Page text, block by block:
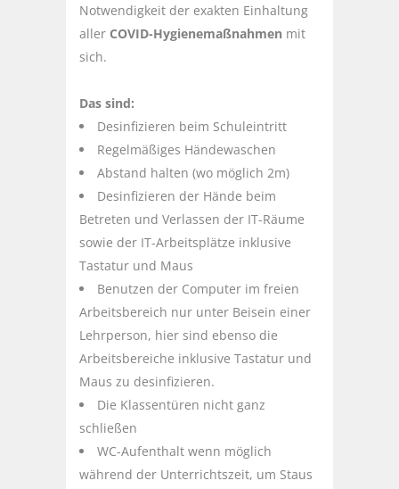
Notwendigkeit der exakten Einhaltung
aller COVID-Hygienemaßnahmen mit
sich.
Das sind:
Desinfizieren beim Schuleintritt
Regelmäßiges Händewaschen
Abstand halten (wo möglich 2m)
Desinfizieren der Hände beim
Betreten und Verlassen der IT-Räume
sowie der IT-Arbeitsplätze inklusive
Tastatur und Maus
Benutzen der Computer im freien
Arbeitsbereich nur unter Beisein einer
Lehrperson, hier sind ebenso die
Arbeitsbereiche inklusive Tastatur und
Maus zu desinfizieren.
Die Klassentüren nicht ganz
schließen
WC-Aufenthalt wenn möglich
während der Unterrichtszeit, um Staus